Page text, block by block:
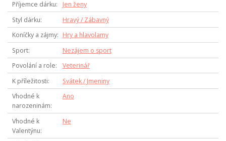
Příjemce dárku
Jen ženy
Styl dárku
Hravý / Zábavný
Koníčky a zájmy
Hry a hlavolamy
Sport
Nezájem o sport
Povolání a role
Veterinář
K příležitosti
Svátek / Jmeniny
Vhodné k
narozeninám
Ano
Vhodné k
Valentýnu
Ne